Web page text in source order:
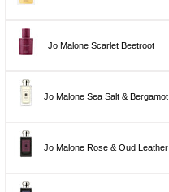
Jo Malone Scarlet Beetroot
Jo Malone Sea Salt & Bergamot
Jo Malone Rose & Oud Leather